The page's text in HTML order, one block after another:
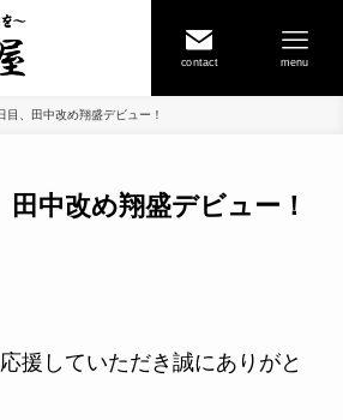
contact menu
目、田中改め翔盛デビュー！
田中改め翔盛デビュー！
援していただき誠にありがと